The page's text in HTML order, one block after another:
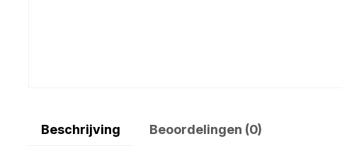
Beschrijving Beoordelingen (0)